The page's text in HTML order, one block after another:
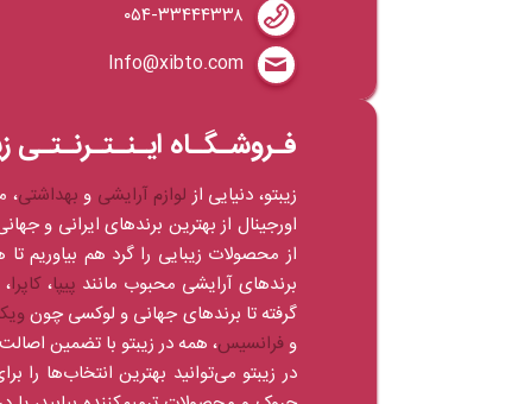
۰۵۴-۳۳۴۴۴۳۳۸
Info@xibto.com
فـروشـگـاه ایـنـتـرنـتـی
زیبتو، دنیایی از لوازم آرایشی و بهداشتی،
اورجینال از بهترین برندهای ایرانی و
از محصولات زیبایی را گرد هم بیاوریم
برندهای آرایشی محبوب مانند پیپا، کاپرا،
گرفته تا برندهای جهانی و لوکسی چون
وفرانسیس، همه در زیبتو با تضمین
در زیبتو می‌توانید بهترین انتخاب‌ها